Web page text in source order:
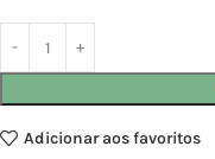
Adicionar aos favoritos